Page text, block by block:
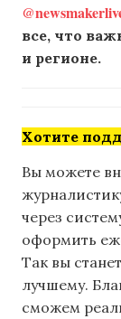
все, что
и регионе.
Хотите
Вы можете
через
оформить
Так вы
лучшему.
сможем